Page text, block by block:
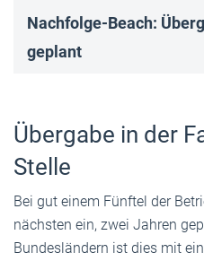
Nachfolge-Beach:
geplant
Übergabe in der
Stelle
Bei gut einem Fünftel der
nächsten ein, zwei Jahren
Bundesländern ist dies mit